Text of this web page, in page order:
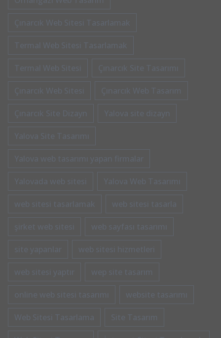
Çınarcık Web Sitesi Tasarlamak
Termal Web Sitesi Tasarlamak
Termal Web Sitesi Çınarcık Site Tasarımı
Çınarcık Web Sitesi Çınarcık Web Tasarım
Çınarcık Site Dizayn Yalova site dizayn
Yalova Site Tasarımı
Yalova web tasarımı yapan firmalar
Yalovada web sitesi Yalova Web Tasarımı
web sitesi tasarlamak web sitesi tasarla
şirket web sitesi web sayfası tasarımı
site yapanlar web sitesi hizmetleri
web sitesi yaptır wep site tasarım
online web sitesi tasarımı website tasarımı
Web Sitesi Tasarlama Site Tasarım